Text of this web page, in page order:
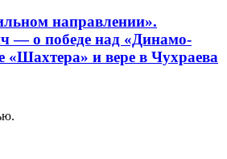
направлении».
— о победе над «Динамо-
«Шахтера» и вере в Чухраева